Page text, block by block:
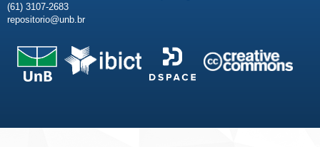
(61) 3107-2683
repositorio@unb.br